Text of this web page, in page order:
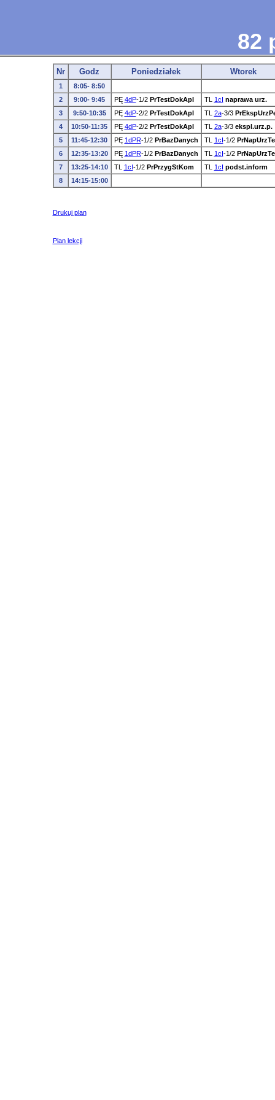
82
Nr Godz Poniedziałek Wtorek
1
8:05- 8:50
2
9:00- 9:45 PĘ 4dP-1/2 PrTestDokApl TL 1cI naprawa urz.
3
9:50-10:35 PĘ 4dP-2/2 PrTestDokApl TL 2a-3/3
4
10:50-11:35 PĘ 4dP-2/2 PrTestDokApl TL 2a-3/3 ekspl.urz.p.
5
11:45-12:30 PĘ 1dPR-1/2 PrBazDanych TL 1cI-1/2
6
12:35-13:20 PĘ 1dPR-1/2 PrBazDanych TL 1cI-1/2
7
13:25-14:10 TL 1cI-1/2 PrPrzygStKom TL 1cI podst.inform
8
14:15-15:00
Drukuj plan
Plan lekcji